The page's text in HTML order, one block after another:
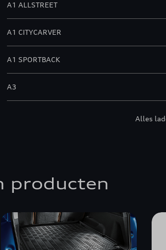
A1 ALLSTREET
A1 CITYCARVER
A1 SPORTBACK
A3
A4 ALLROAD QUATTRO
Alles
producten